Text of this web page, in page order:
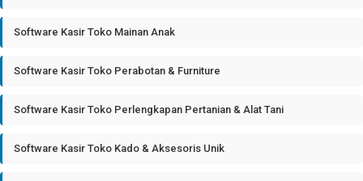
Software Kasir Toko Mainan Anak
Software Kasir Toko Perabotan & Furniture
Software Kasir Toko Perlengkapan Pertanian & Alat Tani
Software Kasir Toko Kado & Aksesoris Unik